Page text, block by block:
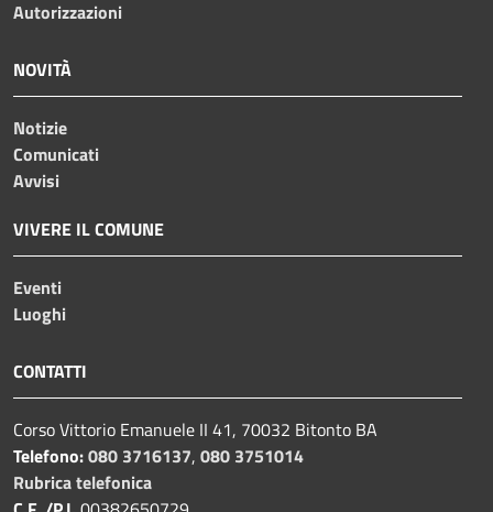
Autorizzazioni
NOVITÀ
Notizie
Comunicati
Avvisi
VIVERE IL COMUNE
Eventi
Luoghi
CONTATTI
Corso Vittorio Emanuele II 41, 70032 Bitonto BA
Telefono:080 3716137, 080 3751014
Rubrica telefonica